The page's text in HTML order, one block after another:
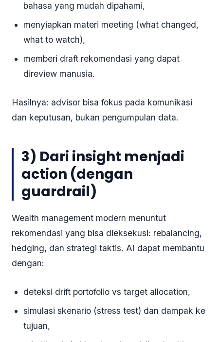
bahasa yang mudah dipahami,
menyiapkan materi meeting (what changed,
what to watch),
memberi draft rekomendasi yang dapat
direview manusia.
Hasilnya: advisor bisa fokus pada komunikasi
dan keputusan, bukan pengumpulan data.
3) Dari insight menjadi
action (dengan
guardrail)
Wealth management modern menuntut
rekomendasi yang bisa dieksekusi: rebalancing,
hedging, dan strategi taktis. AI dapat membantu
dengan:
deteksi drift portofolio vs target allocation,
simulasi skenario (stress test) dan dampak ke
tujuan,